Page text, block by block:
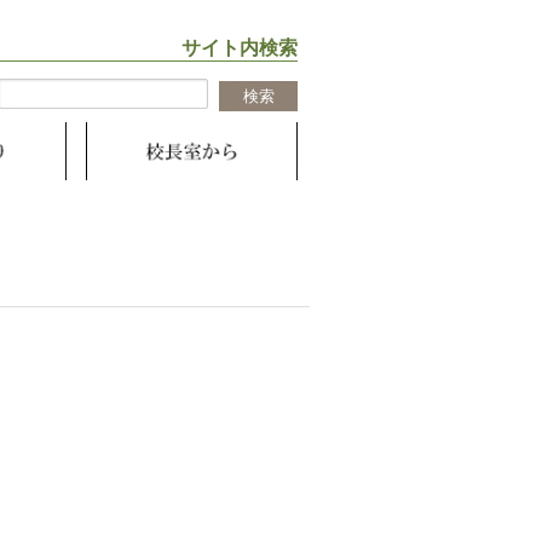
サイト内検索